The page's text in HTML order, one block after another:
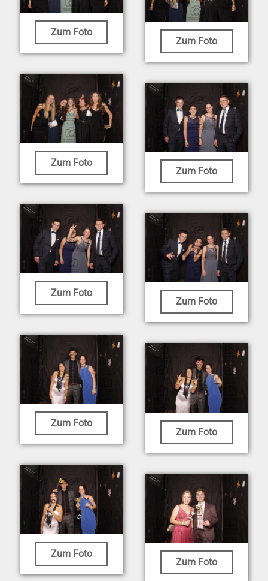
Zum Foto
Zum Foto
Zum Foto
Zum Foto
Zum Foto
Zum Foto
Zum Foto
Zum Foto
Zum Foto
Zum Foto